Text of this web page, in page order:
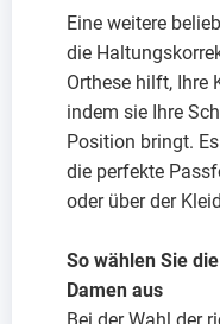
Eine weitere
die
Orthese hilft, Ihre
indem sie Ihre
Position bringt.
die perfekte
oder über der
So wählen Sie
Damen aus